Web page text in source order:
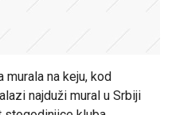
murala na keju, kod
najduži mural u Srbiji